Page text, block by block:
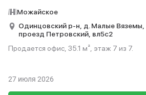
Можайское
Одинцовский р-н, д. Малые Вяземы,
проезд Петровский, вл5с2
Продается офис, 35.1 м², этаж 7 из 7.
27 июля 2026